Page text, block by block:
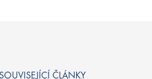
SOUVISEJÍCÍ ČLÁNKY